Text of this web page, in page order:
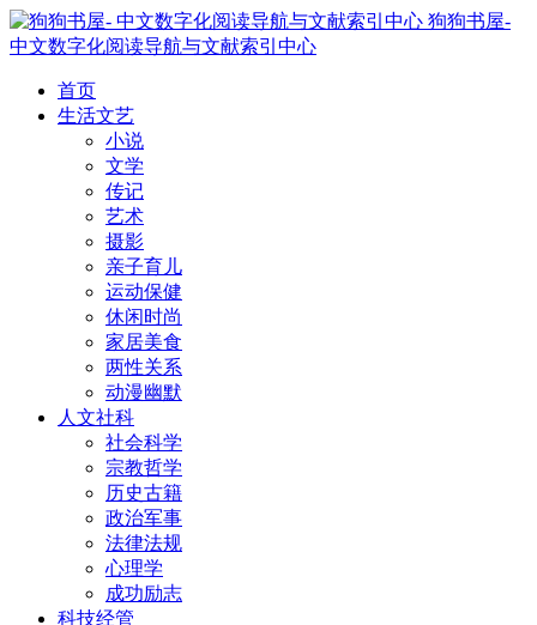
狗狗书屋-
中文数字化阅读导航与文献索引中心
首页
生活文艺
小说
文学
传记
艺术
摄影
亲子育儿
运动保健
休闲时尚
家居美食
两性关系
动漫幽默
人文社科
社会科学
宗教哲学
历史古籍
政治军事
法律法规
心理学
成功励志
科技经管